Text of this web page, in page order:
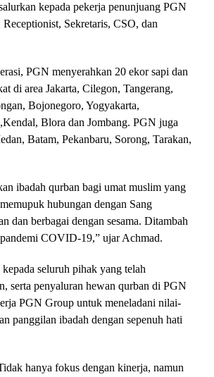
kepada pekerja penunjuang PGN
Sekretaris, CSO, dan
PGN menyerahkan 20 ekor sapi dan
di area Jakarta, Cilegon, Tangerang,
Bojonegoro, Yogyakarta,
Blora dan Jombang. PGN juga
Batam, Pekanbaru, Sorong, Tarakan,
ibadah qurban bagi umat muslim yang
hubungan dengan Sang
dan berbagai dengan sesama. Ditambah
COVID-19,” ujar Achmad.
seluruh pihak yang telah
serta penyaluran hewan qurban di PGN
PGN Group untuk meneladani nilai-
panggilan ibadah dengan sepenuh hati
hanya fokus dengan kinerja, namun